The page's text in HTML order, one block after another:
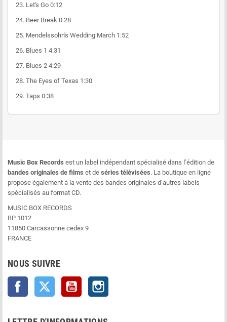
23. Let's Go 0:12
24. Beer Break 0:28
25. Mendelssohn's Wedding March 1:52
26. Blues 1 4:31
27. Blues 2 4:29
28. The Eyes of Texas 1:30
29. Taps 0:38
Music Box Records est un label indépendant spécialisé dans l’édition de
bandes originales de films et de séries télévisées. La boutique en ligne
propose également à la vente des bandes originales d’autres labels
spécialisés au format CD.
MUSIC BOX RECORDS
BP 1012
11850 Carcassonne cedex 9
FRANCE
NOUS SUIVRE
Facebook Twitter YouTube